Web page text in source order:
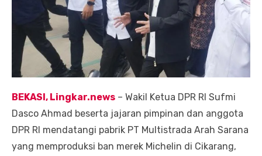
BEKASI, Lingkar.news – Wakil Ketua DPR RI Sufmi
Dasco Ahmad beserta jajaran pimpinan dan anggota
DPR RI mendatangi pabrik PT Multistrada Arah Sarana
yang memproduksi ban merek Michelin di Cikarang,